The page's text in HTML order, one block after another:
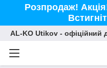
Розпродаж!
AL-KO Utikov - офіційний